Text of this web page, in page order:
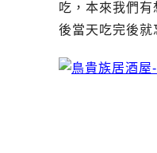
吃，本來我們
後當天吃完後